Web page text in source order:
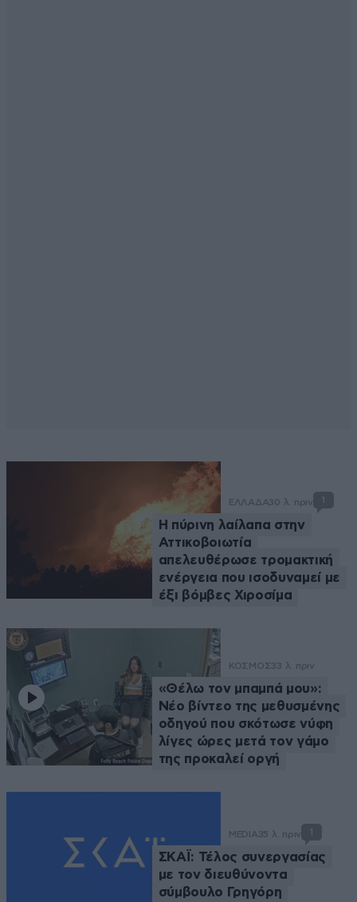
ΕΛΛΑΔΑ30 λ. πριν 1
Η πύρινη λαίλαπα στην
Αττικοβοιωτία
απελευθέρωσε τρομακτική
ενέργεια που ισοδυναμεί με
έξι βόμβες Χιροσίμα
ΚΟΣΜΟΣ33 λ. πριν
«Θέλω τον μπαμπά μου»:
Νέο βίντεο της μεθυσμένης
οδηγού που σκότωσε νύφη
λίγες ώρες μετά τον γάμο
της προκαλεί οργή
MEDIA35 λ. πριν
ΣΚΑΪ: Τέλος συνεργασίας
με τον διευθύνοντα
σύμβουλο Γρηγόρη